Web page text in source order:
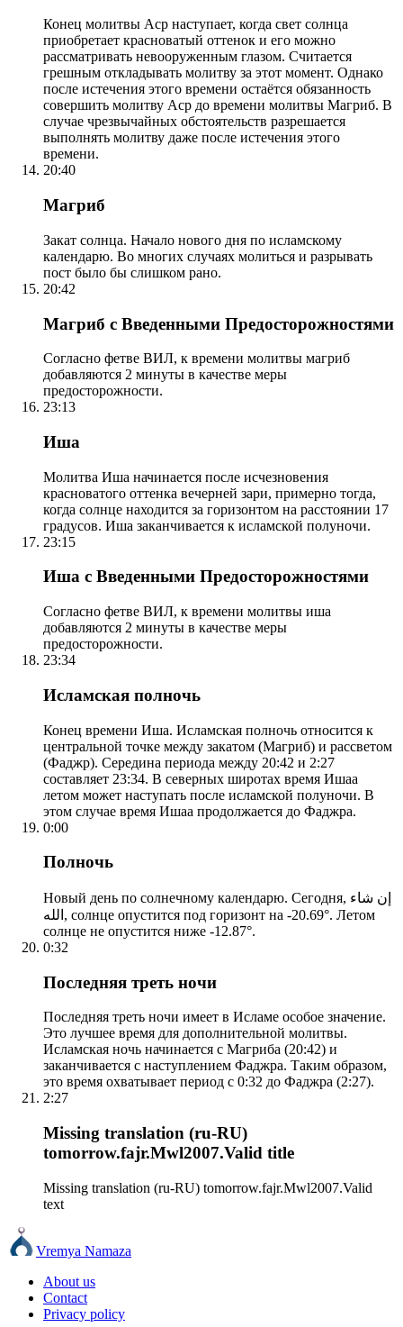
Конец молитвы Аср наступает, когда свет солнца
приобретает красноватый оттенок и его можно
рассматривать невооруженным глазом. Считается
грешным откладывать молитву за этот момент. Однако
после истечения этого времени остаётся обязанность
совершить молитву Аср до времени молитвы Магриб. В
случае чрезвычайных обстоятельств разрешается
выполнять молитву даже после истечения этого
времени.
20:40
Магриб
Закат солнца. Начало нового дня по исламскому
календарю. Во многих случаях молиться и разрывать
пост было бы слишком рано.
20:42
Магриб с Введенными Предосторожностями
Согласно фетве ВИЛ, к времени молитвы магриб
добавляются 2 минуты в качестве меры
предосторожности.
23:13
Иша
Молитва Иша начинается после исчезновения
красноватого оттенка вечерней зари, примерно тогда,
когда солнце находится за горизонтом на расстоянии 17
градусов. Иша заканчивается к исламской полуночи.
23:15
Иша с Введенными Предосторожностями
Согласно фетве ВИЛ, к времени молитвы иша
добавляются 2 минуты в качестве меры
предосторожности.
23:34
Исламская полночь
Конец времени Иша. Исламская полночь относится к
центральной точке между закатом (Магриб) и рассветом
(Фаджр). Середина периода между 20:42 и 2:27
составляет 23:34. В северных широтах время Ишаа
летом может наступать после исламской полуночи. В
этом случае время Ишаа продолжается до Фаджра.
0:00
Полночь
Новый день по солнечному календарю. Сегодня, إن شاء
الله, солнце опустится под горизонт на -20.69°. Летом
солнце не опустится ниже -12.87°.
0:32
Последняя треть ночи
Последняя треть ночи имеет в Исламе особое значение.
Это лучшее время для дополнительной молитвы.
Исламская ночь начинается с Магриба (20:42) и
заканчивается с наступлением Фаджра. Таким образом,
это время охватывает период с 0:32 до Фаджра (2:27).
2:27
Missing translation (ru-RU)
tomorrow.fajr.Mwl2007.Valid title
Missing translation (ru-RU) tomorrow.fajr.Mwl2007.Valid
text
Vremya Namaza
About us
Contact
Privacy policy